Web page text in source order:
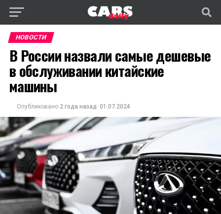
НОВОСТИ
В России назвали самые дешевые
в обслуживании китайские
машины
Опубликовано 2 года назад 01.07.2024